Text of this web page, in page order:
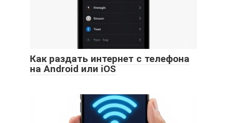
Как раздать интернет с телефона
на Android или iOS